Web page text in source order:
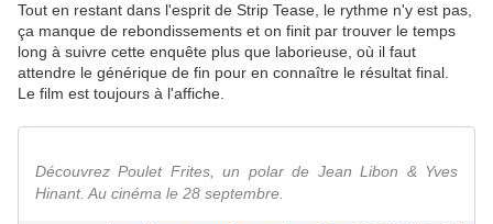
Tout en restant dans l'esprit de Strip Tease, le rythme n'y est pas,
ça manque de rebondissements et on finit par trouver le temps
long à suivre cette enquête plus que laborieuse, où il faut
attendre le générique de fin pour en connaître le résultat final.
Le film est toujours à l'affiche.
Découvrez Poulet Frites, un polar de Jean Libon & Yves
Hinant. Au cinéma le 28 septembre.